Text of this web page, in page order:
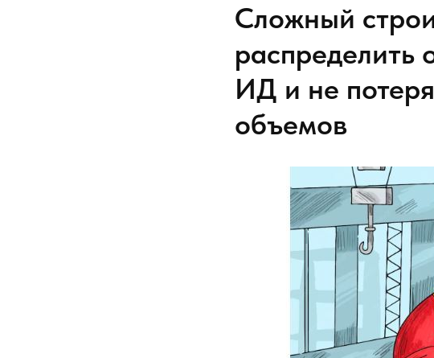
Сложный
распределить
ИД и не
объемов